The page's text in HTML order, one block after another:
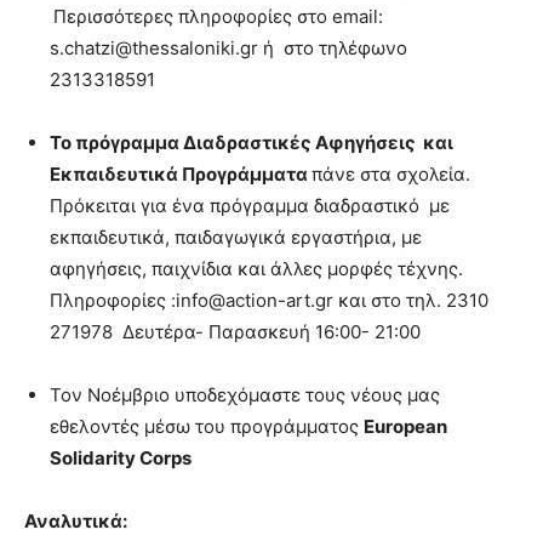
Περισσότερες πληροφορίες στο email:
s.chatzi@thessaloniki.gr ή στο τηλέφωνο
2313318591
Το πρόγραμμα Διαδραστικές Αφηγήσεις και
Εκπαιδευτικά Προγράμματα πάνε στα σχολεία.
Πρόκειται για ένα πρόγραμμα διαδραστικό με
εκπαιδευτικά, παιδαγωγικά εργαστήρια, με
αφηγήσεις, παιχνίδια και άλλες μορφές τέχνης.
Πληροφορίες :info@action-art.gr και στο τηλ. 2310
271978 Δευτέρα- Παρασκευή 16:00- 21:00
Τον Νοέμβριο υποδεχόμαστε τους νέους μας
εθελοντές μέσω του προγράμματος European
SolidarityCorps
Αναλυτικά: